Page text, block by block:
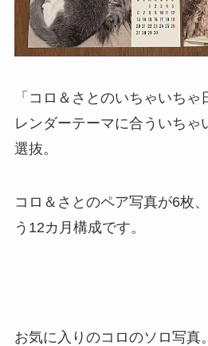
「コロ＆さとのいちゃいち
レンダーテーマに合ういちゃ
選抜。
コロ＆さとのペア写真が6枚
う12カ月構成です。
お気に入りのコロのソロ写真